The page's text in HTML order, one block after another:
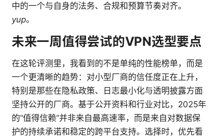
中的一个与自身的法务、合规和预算节奏对齐。
yup。
未来一周值得尝试的VPN选型要点
在这轮评测里，我看到的不是单纯的性能榜单，而是
一个更清晰的趋势：对小型厂商的信任度正在上升，
特别是那些在隐私政策、日志最小化与透明披露方面
坚持公开的厂商。基于公开资料和行业对比，2025年
的“值得信赖”并非来自最高速率，而是来自对数据保
护的持续承诺和稳定的跨平台支持。选择时，优先看